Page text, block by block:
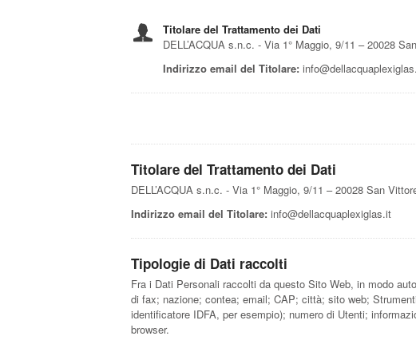
Titolare del Trattamento dei Dati
DELL’ACQUA s.n.c. - Via 1° Maggio, 9/11 – 20028
Indirizzo email del Titolare:
Titolare del Trattamento dei Dati
DELL’ACQUA s.n.c. - Via 1° Maggio, 9/11 – 20028 San
Indirizzo email del Titolare: info@dellacquaplexiglas.it
Tipologie di Dati raccolti
Fra i Dati Personali raccolti da questo Sito Web, in modo
di fax; nazione; contea; email; CAP; città; sito web;
identificatore IDFA, per esempio); numero di Utenti;
browser.